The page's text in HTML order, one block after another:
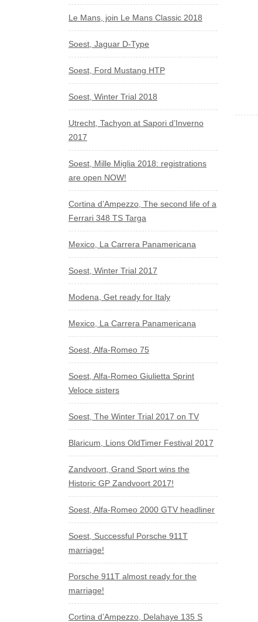
Le Mans, join Le Mans Classic 2018
Soest, Jaguar D-Type
Soest, Ford Mustang HTP
Soest, Winter Trial 2018
Utrecht, Tachyon at Sapori d’Inverno
2017
Soest, Mille Miglia 2018: registrations
are open NOW!
Cortina d’Ampezzo, The second life of a
Ferrari 348 TS Targa
Mexico, La Carrera Panamericana
Soest, Winter Trial 2017
Modena, Get ready for Italy
Mexico, La Carrera Panamericana
Soest, Alfa-Romeo 75
Soest, Alfa-Romeo Giulietta Sprint
Veloce sisters
Soest, The Winter Trial 2017 on TV
Blaricum, Lions OldTimer Festival 2017
Zandvoort, Grand Sport wins the
Historic GP Zandvoort 2017!
Soest, Alfa-Romeo 2000 GTV headliner
Soest, Successful Porsche 911T
marriage!
Porsche 911T almost ready for the
marriage!
Cortina d’Ampezzo, Delahaye 135 S